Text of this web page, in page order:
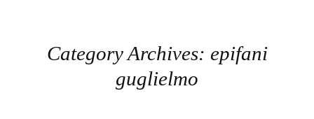
Category Archives: epifani
guglielmo